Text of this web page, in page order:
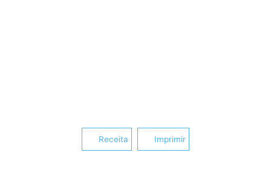
Receita Imprimir